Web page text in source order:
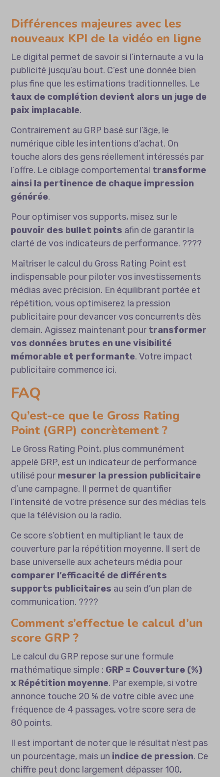
Différences majeures avec les
nouveaux KPI de la vidéo en ligne
Le digital permet de savoir si l’internaute a vu la
publicité jusqu’au bout. C’est une donnée bien
plus fine que les estimations traditionnelles. Le
taux de complétion devient alors un juge de
paix implacable.
Contrairement au GRP basé sur l’âge, le
numérique cible les intentions d’achat. On
touche alors des gens réellement intéressés par
l’offre. Le ciblage comportemental transforme
ainsi la pertinence de chaque impression
générée.
Pour optimiser vos supports, misez sur le
pouvoir des bullet points afin de garantir la
clarté de vos indicateurs de performance. ????
Maîtriser le calcul du Gross Rating Point est
indispensable pour piloter vos investissements
médias avec précision. En équilibrant portée et
répétition, vous optimiserez la pression
publicitaire pour devancer vos concurrents dès
demain. Agissez maintenant pourtransformer
vos données brutes en une visibilité
mémorable et performante. Votre impact
publicitaire commence ici.
FAQ
Qu’est-ce que le Gross Rating
Point (GRP) concrètement ?
Le Gross Rating Point, plus communément
appelé GRP, est un indicateur de performance
utilisé pourmesurer la pression publicitaire
d’une campagne. Il permet de quantifier
l’intensité de votre présence sur des médias tels
que la télévision ou la radio.
Ce score s’obtient en multipliant le taux de
couverture par la répétition moyenne. Il sert de
base universelle aux acheteurs média pour
comparer l’efficacité de différents
supports publicitaires au sein d’un plan de
communication. ????
Comment s’effectue le calcul d’un
score GRP ?
Le calcul du GRP repose sur une formule
mathématique simple : GRP = Couverture (%)
x Répétition moyenne. Par exemple, si votre
annonce touche 20 % de votre cible avec une
fréquence de 4 passages, votre score sera de
80 points.
Il est important de noter que le résultat n’est pas
un pourcentage, mais un indice de pression. Ce
chiffre peut donc largement dépasser 100,